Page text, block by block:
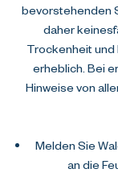
bevorstehenden
daher
Trockenheit
erheblich. Bei
Hinweise von
Melden Sie
an die